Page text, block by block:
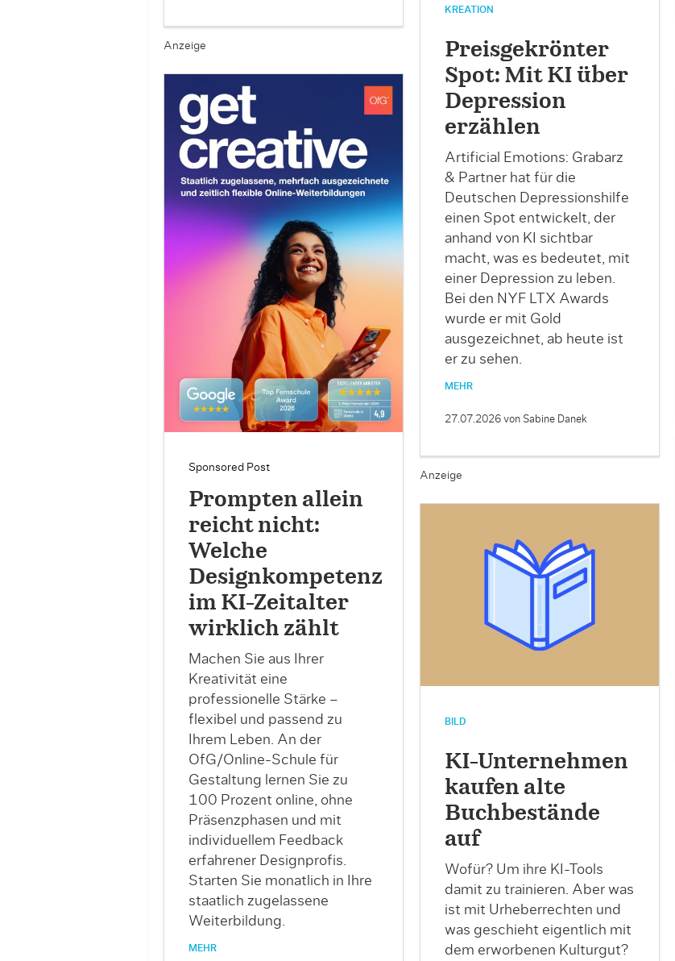
Anzeige
Sponsored Post
Prompten allein
reicht nicht:
Welche
Designkompetenz
im KI-Zeitalter
wirklich zählt
Machen Sie aus Ihrer
Kreativität eine
professionelle Stärke –
flexibel und passend zu
Ihrem Leben. An der
OfG/Online-Schule für
Gestaltung lernen Sie zu
100 Prozent online, ohne
Präsenzphasen und mit
individuellem Feedback
erfahrener Designprofis.
Starten Sie monatlich in Ihre
staatlich zugelassene
Weiterbildung.
MEHR
KREATION
Preisgekrönter
Spot: Mit KI über
Depression
erzählen
Artificial Emotions: Grabarz
& Partner hat für die
Deutschen Depressionshilfe
einen Spot entwickelt, der
anhand von KI sichtbar
macht, was es bedeutet, mit
einer Depression zu leben.
Bei den NYF LTX Awards
wurde er mit Gold
ausgezeichnet, ab heute ist
er zu sehen.
MEHR
27.07.2026 von Sabine Danek
Anzeige
BILD
KI-Unternehmen
kaufen alte
Buchbestände
auf
Wofür? Um ihre KI-Tools
damit zu trainieren. Aber was
ist mit Urheberrechten und
was geschieht eigentlich mit
dem erworbenen Kulturgut?